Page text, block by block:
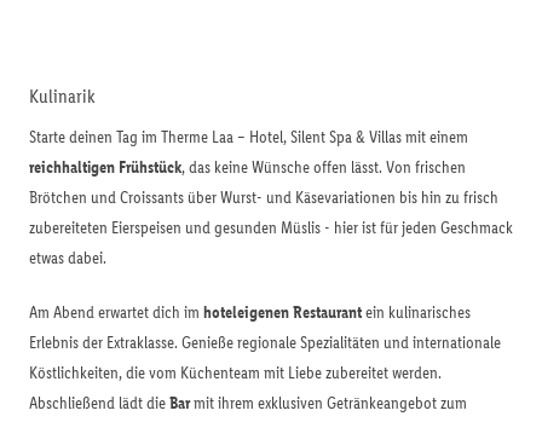
Kulinarik
Starte deinen Tag im Therme Laa – Hotel, Silent Spa & Villas mit einem
reichhaltigen Frühstück, das keine Wünsche offen lässt. Von frischen
Brötchen und Croissants über Wurst- und Käsevariationen bis hin zu frisch
zubereiteten Eierspeisen und gesunden Müslis - hier ist für jeden Geschmack
etwas dabei.
Am Abend erwartet dich im hoteleigenen Restaurantein kulinarisches
Erlebnis der Extraklasse. Genieße regionale Spezialitäten und internationale
Köstlichkeiten, die vom Küchenteam mit Liebe zubereitet werden.
Abschließend lädt dieBarmit ihrem exklusiven Getränkeangebot zum